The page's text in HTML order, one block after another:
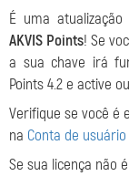
É uma
AKVIS Points! Se
a sua chave irá
Points 4.2 e active
Verifique se você é
na Conta de usuário
Se sua licença não